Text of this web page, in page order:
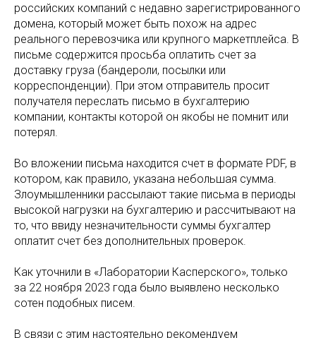
российских компаний с недавно зарегистрированного
домена, который может быть похож на адрес
реального перевозчика или крупного маркетплейса. В
письме содержится просьба оплатить счет за
доставку груза (бандероли, посылки или
корреспонденции). При этом отправитель просит
получателя переслать письмо в бухгалтерию
компании, контакты которой он якобы не помнит или
потерял.
Во вложении письма находится счет в формате PDF, в
котором, как правило, указана небольшая сумма.
Злоумышленники рассылают такие письма в периоды
высокой нагрузки на бухгалтерию и рассчитывают на
то, что ввиду незначительности суммы бухгалтер
оплатит счет без дополнительных проверок.
Как уточнили в «Лаборатории Касперского», только
за 22 ноября 2023 года было выявлено несколько
сотен подобных писем.
В связи с этим настоятельно рекомендуем